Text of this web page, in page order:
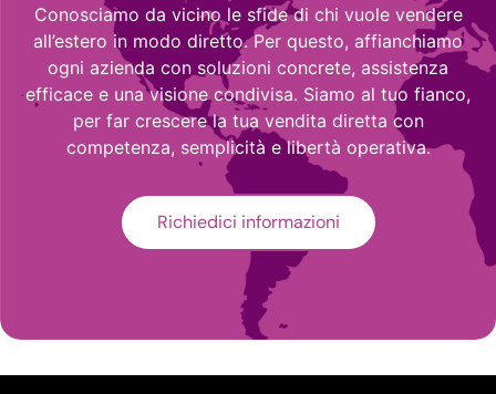
Conosciamo da vicino le sfide di chi vuole vendere
all’estero in modo diretto. Per questo, affianchiamo
ogni azienda con soluzioni concrete, assistenza
efficace e una visione condivisa. Siamo al tuo fianco,
per far crescere la tua vendita diretta con
competenza, semplicità e libertà operativa.
Richiedici informazioni